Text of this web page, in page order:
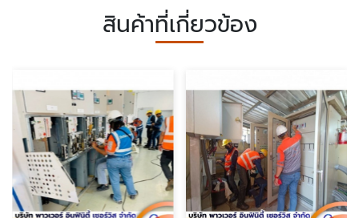
สินค้าที่เกี่ยวข้อง